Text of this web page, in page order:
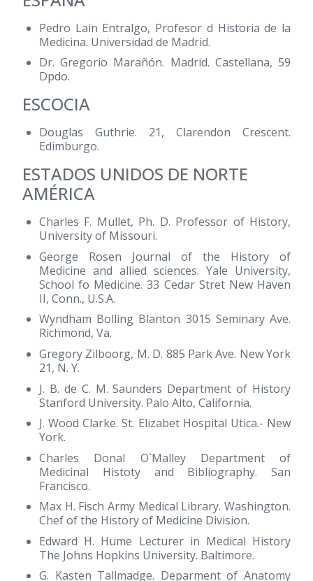
Pedro Lain Entralgo, Profesor d Historia de la
Medicina. Universidad de Madrid.
Dr. Gregorio Marañón. Madrid. Castellana, 59
Dpdo.
ESCOCIA
Douglas Guthrie. 21, Clarendon Crescent.
Edimburgo.
ESTADOS UNIDOS DE NORTE
AMÉRICA
Charles F. Mullet, Ph. D. Professor of History,
University of Missouri.
George Rosen Journal of the History of
Medicine and allied sciences. Yale University,
School fo Medicine. 33 Cedar Stret New Haven
II, Conn., U.S.A.
Wyndham Bolling Blanton 3015 Seminary Ave.
Richmond, Va.
Gregory Zilboorg, M. D. 885 Park Ave. New York
21, N. Y.
J. B. de C. M. Saunders Department of History
Stanford University. Palo Alto, California.
J. Wood Clarke. St. Elizabet Hospital Utica.- New
York.
Charles Donal O`Malley Department of
Medicinal Histoty and Bibliography. San
Francisco.
Max H. Fisch Army Medical Library. Washington.
Chef of the History of Medicine Division.
Edward H. Hume Lecturer in Medical History
The Johns Hopkins University. Baltimore.
G. Kasten Tallmadge. Deparment of Anatomy